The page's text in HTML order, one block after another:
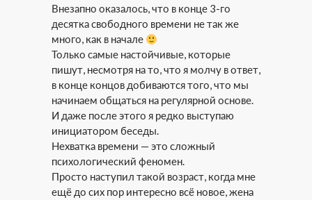
Внезапно оказалось, что в конце 3-го
десятка свободного времени не так же
много, как в начале
Только самые настойчивые, которые
пишут, несмотря на то, что я молчу в ответ,
в конце концов добиваются того, что мы
начинаем общаться на регулярной основе.
И даже после этого я редко выступаю
инициатором беседы.
Нехватка времени — это сложный
психологический феномен.
Просто наступил такой возраст, когда мне
ещё до сих пор интересно всё новое, жена